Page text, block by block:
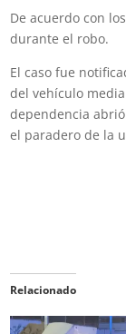
De acuerdo con
durante el robo.
El caso fue
del vehículo
dependencia
el paradero de la
Relacionado